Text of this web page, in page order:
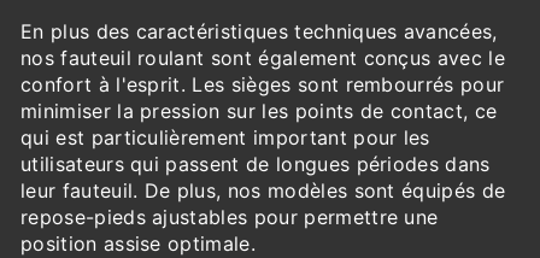
En plus des caractéristiques techniques avancées,
nos fauteuil roulant sont également conçus avec le
confort à l'esprit. Les sièges sont rembourrés pour
minimiser la pression sur les points de contact, ce
qui est particulièrement important pour les
utilisateurs qui passent de longues périodes dans
leur fauteuil. De plus, nos modèles sont équipés de
repose-pieds ajustables pour permettre une
position assise optimale.